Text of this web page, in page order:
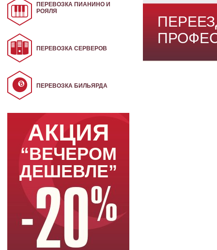
ПЕРЕВОЗКА ПИАНИНО И
РОЯЛЯ
ПЕРЕВОЗКА СЕРВЕРОВ
ПЕРЕВОЗКА БИЛЬЯРДА
АКЦИЯ
“ВЕЧЕРОМ
ДЕШЕВЛЕ”